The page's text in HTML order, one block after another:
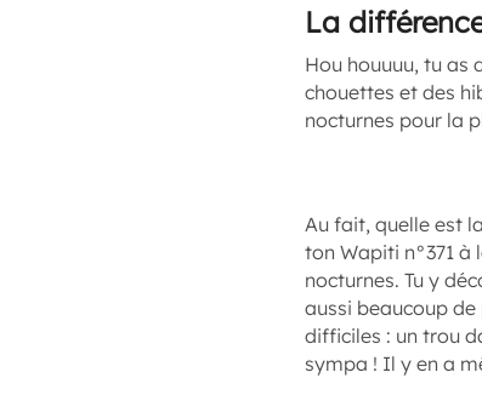
La
Hou houuuu, tu as
chouettes et des
nocturnes pour la
Au fait, quelle est
ton Wapiti n°371 à
nocturnes. Tu y
aussi beaucoup
difficiles : un trou
sympa ! Il y en a